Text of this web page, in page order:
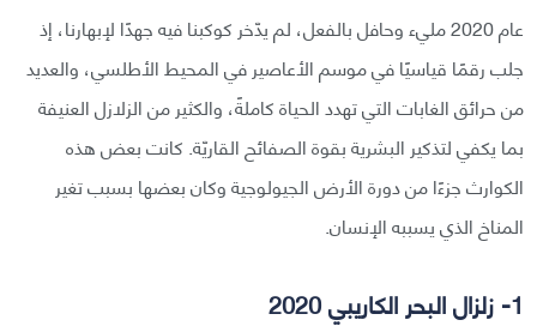
عام 2020 مليء وحافل بالفعل، لم يدّخر كوكبنا فيه جهدًا لإبهارنا، إذ
جلب رقمًا قياسيًا في موسم الأعاصير في المحيط الأطلسي، والعديد
من حرائق الغابات التي تهدد الحياة كاملةً، والكثير من الزلازل العنيفة
بما يكفي لتذكير البشرية بقوة الصفائح القاريّة. كانت بعض هذه
الكوارث جزءًا من دورة الأرض الجيولوجية وكان بعضها بسبب تغير
المناخ الذي يسببه الإنسان.
1- زلزال البحر الكاريبي 2020